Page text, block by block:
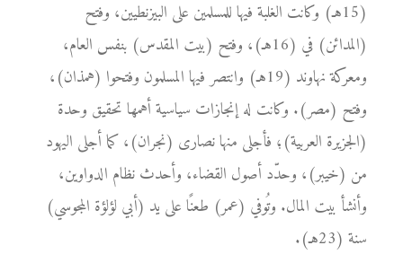
(15هـ) وكانت الغلبة فيها للمسلمين على البيزنطيين، وفتح
(المدائن) في (16هـ)، وفتح (بيت المقدس) بنفس العام،
ومعركة نهاوند (19هـ) وانتصر فيها المسلمون وفتحوا (همذان)،
وفتح (مصر). وكانت له إنجازات سياسية أهمها تحقيق وحدة
(الجزيرة العربية)؛ فأجلى منها نصارى (نجران)، كما أجلى اليهود
من (خيبر)، وحدّد أصول القضاء، وأحدث نظام الدواوين،
وأنشأ بيت المال. وتُوفي (عمر) طعنًا على يد (أبي لؤلؤة المجوسي)
سنة (23هـ).